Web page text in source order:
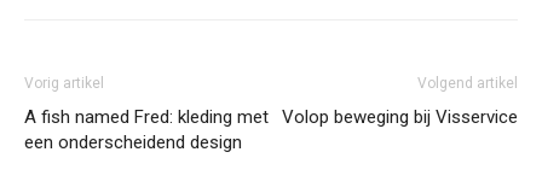
Vorig artikel
A fish named Fred: kleding met
een onderscheidend design
Volgend artikel
Volop beweging bij Visservice